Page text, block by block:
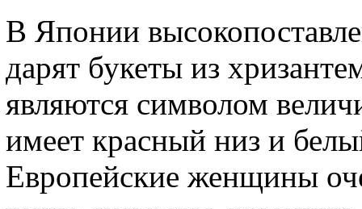
В Японии
дарят букеты из
являются символом
имеет красный низ и
Европейские женщины